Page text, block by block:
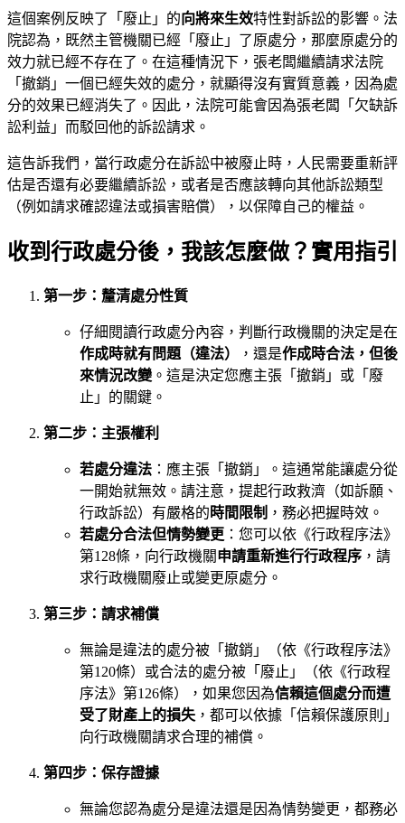
這個案例反映了「廢止」的向將來生效特性對訴訟的影響。法
院認為，既然主管機關已經「廢止」了原處分，那麼原處分的
效力就已經不存在了。在這種情況下，張老闆繼續請求法院
「撤銷」一個已經失效的處分，就顯得沒有實質意義，因為處
分的效果已經消失了。因此，法院可能會因為張老闆「欠缺訴
訟利益」而駁回他的訴訟請求。
這告訴我們，當行政處分在訴訟中被廢止時，人民需要重新評
估是否還有必要繼續訴訟，或者是否應該轉向其他訴訟類型
（例如請求確認違法或損害賠償），以保障自己的權益。
收到行政處分後，我該怎麼做？實用指引
第一步：釐清處分性質
仔細閱讀行政處分內容，判斷行政機關的決定是在
作成時就有問題（違法）
，還是作成時合法，但後
來情況改變 。這是決定您應主張「撤銷」或「廢
止」的關鍵。
第二步：主張權利
若處分違法 ：應主張「撤銷」。這通常能讓處分從
一開始就無效。請注意，提起行政救濟（如訴願、
行政訴訟）有嚴格的 時間限制 ，務必把握時效。
若處分合法但情勢變更 ：您可以依《行政程序法》
第128條，向行政機關申請重新進行行政程序 ，請
求行政機關廢止或變更原處分。
第三步：請求補償
無論是違法的處分被「撤銷」（依《行政程序法》
第120條）或合法的處分被「廢止」（依《行政程
序法》第126條），如果您因為信賴這個處分而遭
受了財產上的損失 ，都可以依據「信賴保護原則」
向行政機關請求合理的補償。
第四步：保存證據
無論您認為處分是違法還是因為情勢變更，都務必